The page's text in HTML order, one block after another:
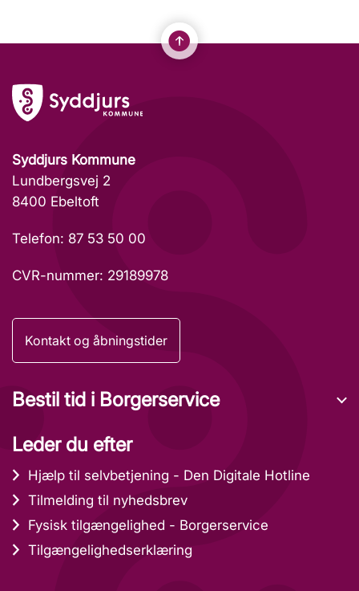
Syddjurs Kommune
Lundbergsvej 2
8400 Ebeltoft
Telefon: 87 53 50 00
CVR-nummer: 29189978
Kontakt og åbningstider
Bestil tid i Borgerservice
Leder du efter
Hjælp til selvbetjening - Den Digitale Hotline
Tilmelding til nyhedsbrev
Fysisk tilgængelighed - Borgerservice
Tilgængelighedserklæring